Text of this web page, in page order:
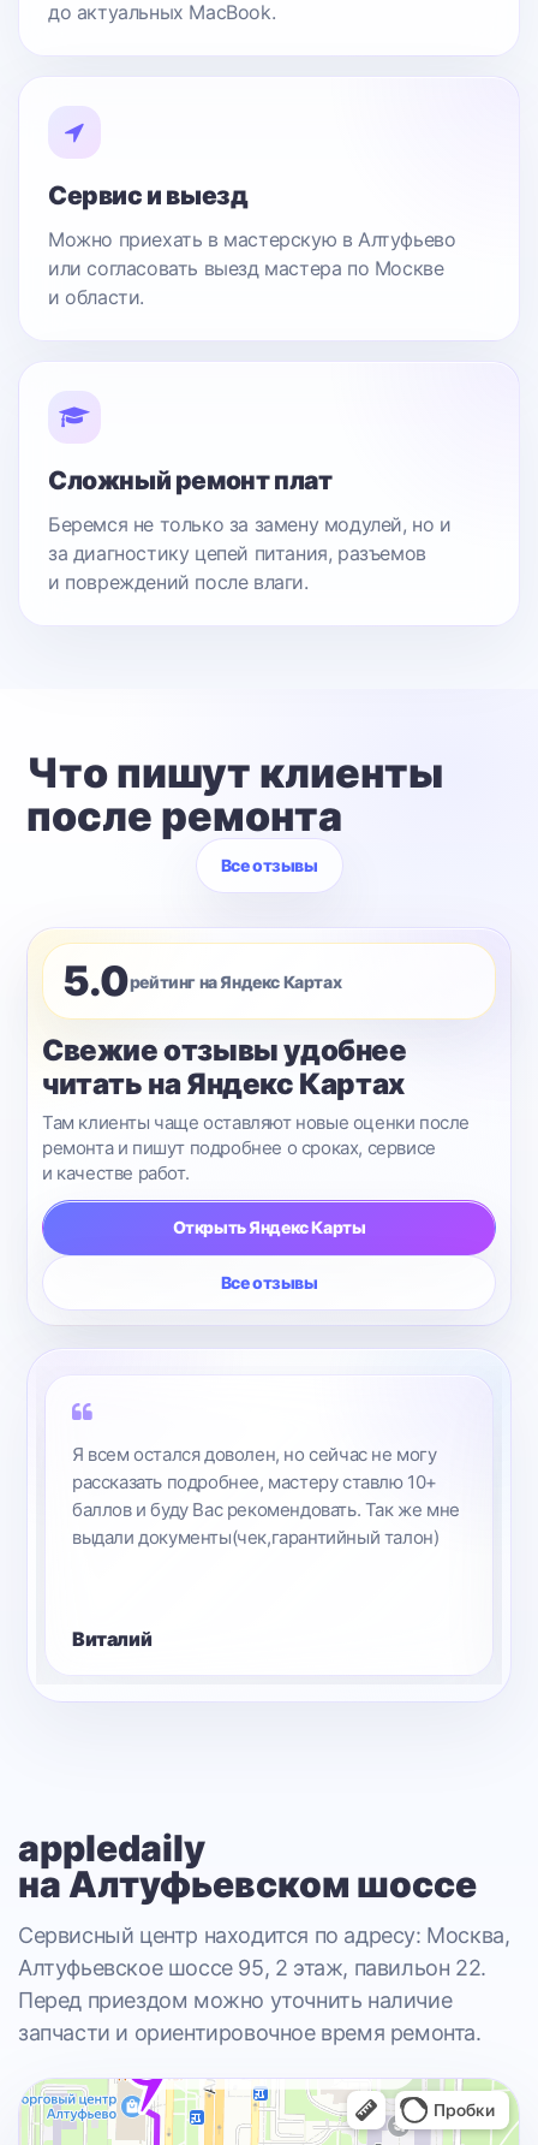
до актуальных MacBook.
Сервис и выезд
Можно приехать в мастерскую в Алтуфьево
или согласовать выезд мастера по Москве
и области.
Сложный ремонт плат
Беремся не только за замену модулей, но и
за диагностику цепей питания, разъемов
и повреждений после влаги.
Что пишут клиенты
после ремонта
Все отзывы
5.0рейтинг на Яндекс Картах
Свежие отзывы удобнее
читать на Яндекс Картах
Там клиенты чаще оставляют новые оценки после
ремонта и пишут подробнее о сроках, сервисе
и качестве работ.
Открыть Яндекс Карты
Все отзывы
Я всем остался доволен, но сейчас не могу
рассказать подробнее, мастеру ставлю 10+
баллов и буду Вас рекомендовать. Так же мне
выдали документы(чек,гарантийный талон)
Виталий
appledaily
на Алтуфьевском шоссе
Сервисный центр находится по адресу: Москва,
Алтуфьевское шоссе 95, 2 этаж, павильон 22.
Перед приездом можно уточнить наличие
запчасти и ориентировочное время ремонта.